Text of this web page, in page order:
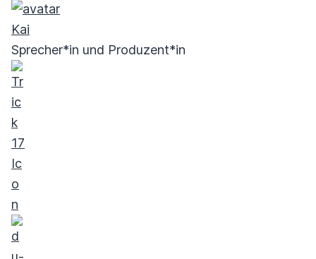
Kai
Sprecher*in und Produzent*in